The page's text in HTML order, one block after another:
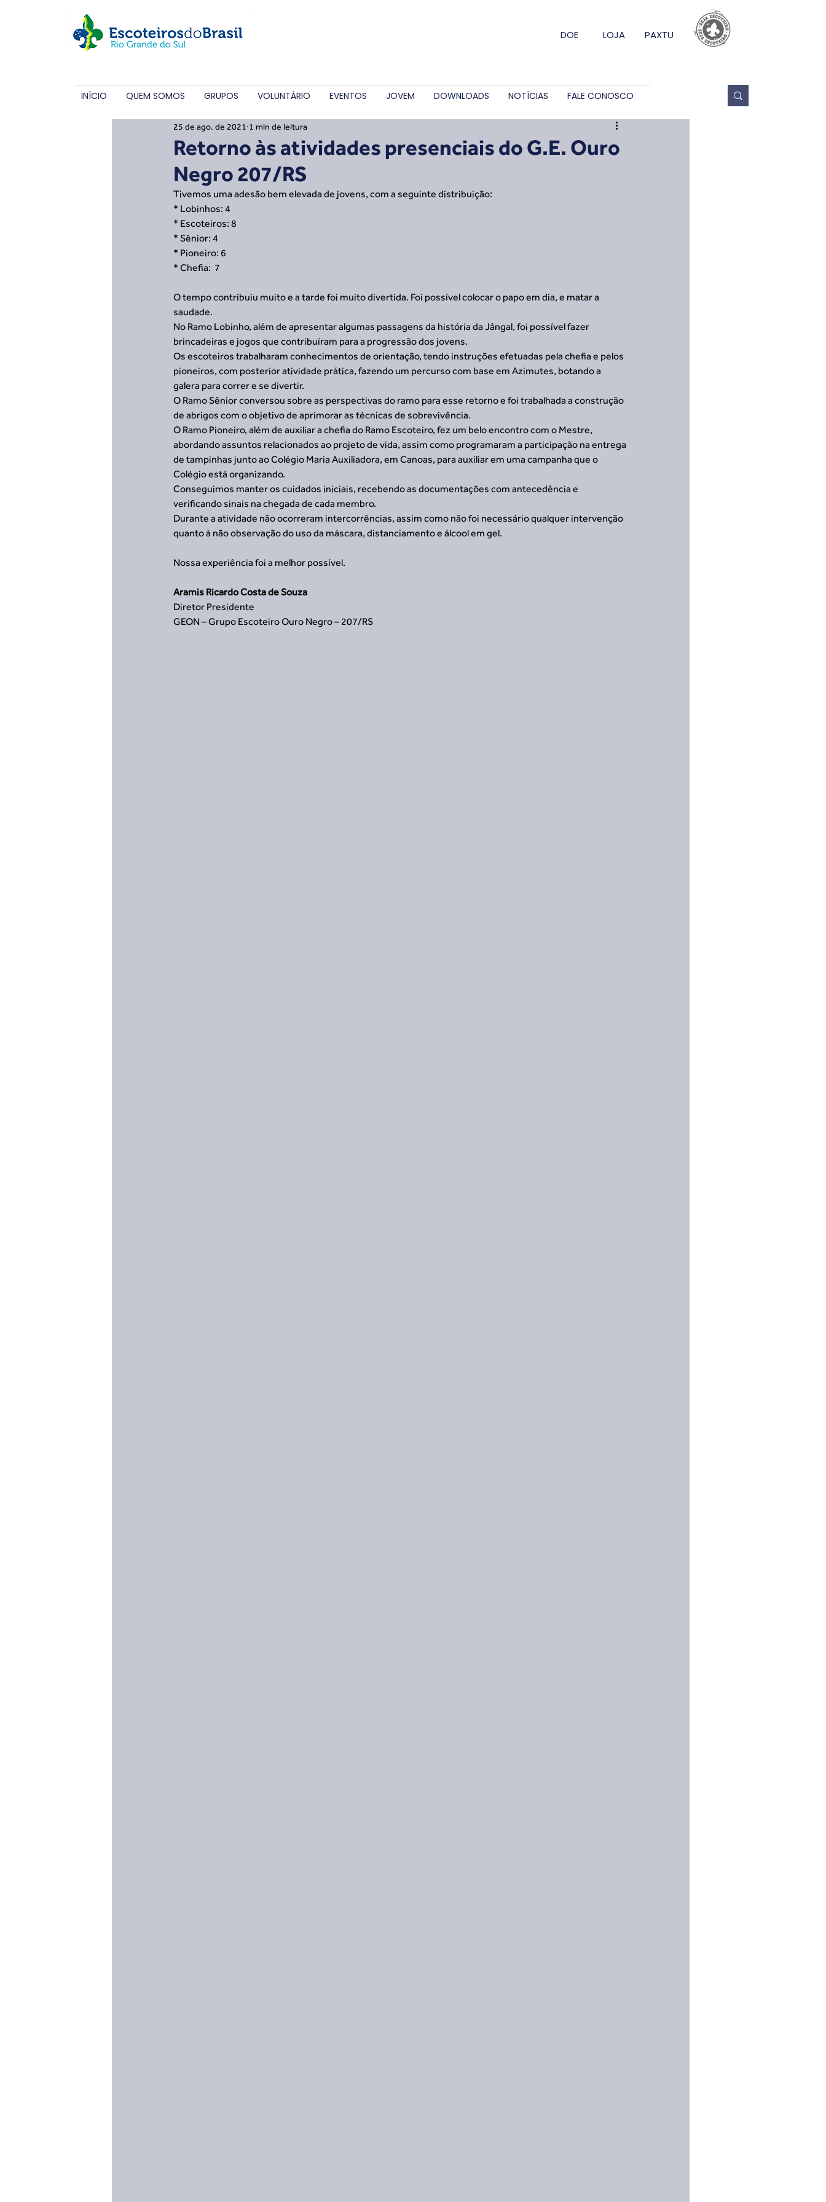
DOE LOJA PAXTU
INÍCIO QUEM SOMOS GRUPOS VOLUNTÁRIO EVENTOS JOVEM DOWNLOADS NOTÍCIAS FALE CONOSCO
Retorno às atividades presenciais do G.E. Ouro
Negro 207/RS
25 de ago. de 2021 1 min de leitura
Tivemos uma adesão bem elevada de jovens, com a seguinte distribuição:
* Lobinhos: 4
* Escoteiros: 8
* Sênior: 4
* Pioneiro: 6
* Chefia:  7
O tempo contribuiu muito e a tarde foi muito divertida. Foi possível colocar o papo em dia, e matar a
saudade.
No Ramo Lobinho, além de apresentar algumas passagens da história da Jângal, foi possível fazer
brincadeiras e jogos que contribuíram para a progressão dos jovens.
Os escoteiros trabalharam conhecimentos de orientação, tendo instruções efetuadas pela chefia e pelos
pioneiros, com posterior atividade prática, fazendo um percurso com base em Azimutes, botando a
galera para correr e se divertir.
O Ramo Sênior conversou sobre as perspectivas do ramo para esse retorno e foi trabalhada a construção
de abrigos com o objetivo de aprimorar as técnicas de sobrevivência.
O Ramo Pioneiro, além de auxiliar a chefia do Ramo Escoteiro, fez um belo encontro com o Mestre,
abordando assuntos relacionados ao projeto de vida, assim como programaram a participação na entrega
de tampinhas junto ao Colégio Maria Auxiliadora, em Canoas, para auxiliar em uma campanha que o
Colégio está organizando.
Conseguimos manter os cuidados iniciais, recebendo as documentações com antecedência e
verificando sinais na chegada de cada membro.
Durante a atividade não ocorreram intercorrências, assim como não foi necessário qualquer intervenção
quanto à não observação do uso da máscara, distanciamento e álcool em gel.
Nossa experiência foi a melhor possível.
Aramis Ricardo Costa de Souza
Diretor Presidente
GEON – Grupo Escoteiro Ouro Negro – 207/RS